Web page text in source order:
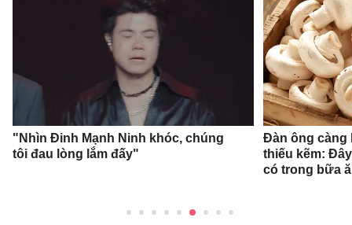
"Nhìn Đinh Mạnh Ninh khóc, chúng
tôi đau lòng lắm đấy"
Đàn ông càng
thiếu kẽm:
có trong bữa